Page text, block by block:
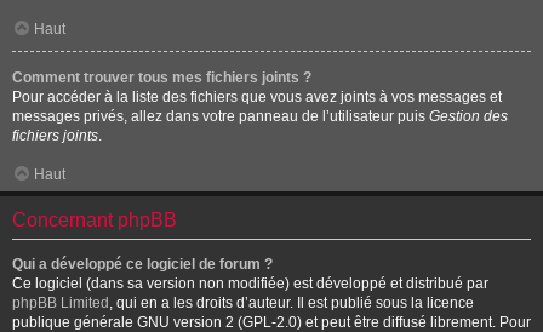
Haut
Comment trouver tous mes fichiers joints ?
Pour accéder à la liste des fichiers que vous avez joints à vos messages et
messages privés, allez dans votre panneau de l’utilisateur puis Gestion des
fichiers joints.
Haut
Concernant phpBB
Qui a développé ce logiciel de forum ?
Ce logiciel (dans sa version non modifiée) est développé et distribué par
phpBB Limited , qui en a les droits d’auteur. Il est publié sous la licence
publique générale GNU version 2 (GPL-2.0) et peut être diffusé librement. Pour